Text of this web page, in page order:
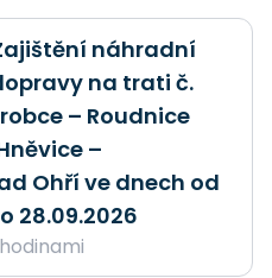
náhradní
na trati č.
– Roudnice
–
Ohří ve dnech od
28.09.2026